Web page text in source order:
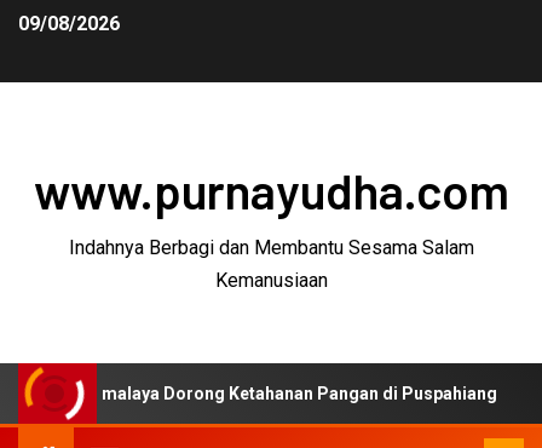
09/08/2026
www.purnayudha.com
Indahnya Berbagi dan Membantu Sesama Salam
Kemanusiaan
Dorong Ketahanan Pangan di Puspahiang